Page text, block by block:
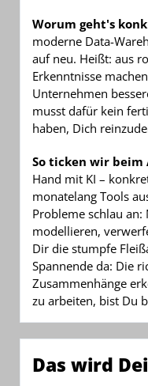
Worum geht's
moderne Data-
auf neu. Heißt: aus
Erkenntnisse
Unternehmen
musst dafür kein
haben, Dich
So ticken wir beim
Hand mit KI –
monatelang Tools
Probleme schlau
modellieren,
Dir die stumpfe
Spannende da: Die
Zusammenhänge
zu arbeiten, bist Du
Das wird